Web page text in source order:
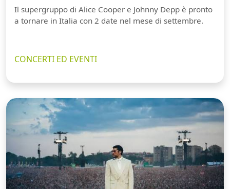
Il supergruppo di Alice Cooper e Johnny Depp è pronto
a tornare in Italia con 2 date nel mese di settembre.
CONCERTI ED EVENTI